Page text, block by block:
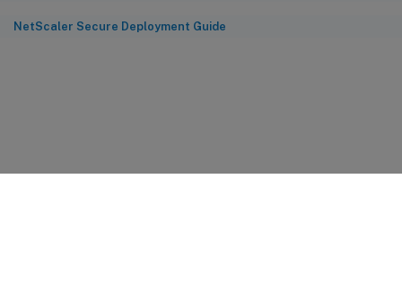
NetScaler Secure Deployment Guide